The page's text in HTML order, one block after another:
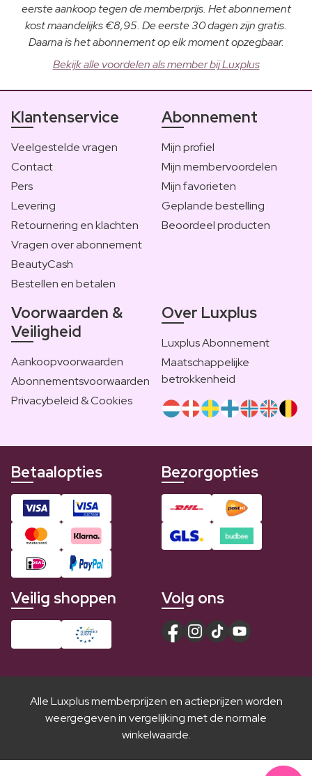
eerste aankoop tegen de memberprijs. Het abonnement
kost maandelijks €8,95. De eerste 30 dagen zijn gratis.
Daarna is het abonnement op elk moment opzegbaar.
Bekijk alle voordelen als member bij Luxplus
Klantenservice
Veelgestelde vragen
Contact
Pers
Levering
Retournering en klachten
Vragen over abonnement
BeautyCash
Bestellen en betalen
Abonnement
Mijn profiel
Mijn membervoordelen
Mijn favorieten
Geplande bestelling
Beoordeel producten
Voorwaarden &
Veiligheid
Aankoopvoorwaarden
Abonnementsvoorwaarden
Privacybeleid & Cookies
Over Luxplus
Luxplus Abonnement
Maatschappelijke
betrokkenheid
Betaalopties Bezorgopties
Veilig shoppen Volg ons
Alle Luxplus memberprijzen en actieprijzen worden
weergegeven in vergelijking met de normale
winkelwaarde.